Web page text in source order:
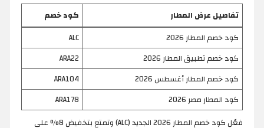
تفاصيل عرض المطار
كود خصم
كود خصم المطار 2026
ALC
كود خصم تطبيق المطار 2026
ARA22
كود خصم المطار أغسطس 2026
ARA104
كود المطار مصر 2026
ARA178
فعّل كود خصم المطار 2026 الجديد (ALC) وتمتع بتخفيض 8% على